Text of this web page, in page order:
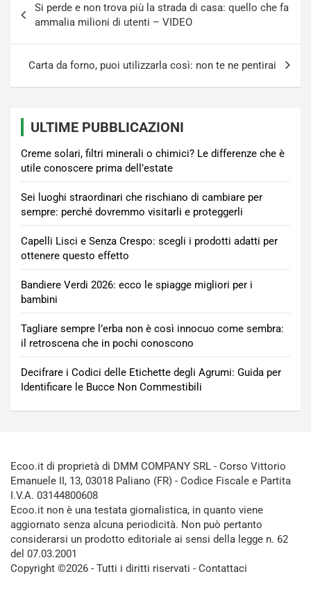
articoli
Si perde e non trova più la strada di casa: quello che fa
ammalia milioni di utenti – VIDEO
Carta da forno, puoi utilizzarla così: non te ne pentirai
ULTIME PUBBLICAZIONI
Creme solari, filtri minerali o chimici? Le differenze che è
utile conoscere prima dell’estate
Sei luoghi straordinari che rischiano di cambiare per
sempre: perché dovremmo visitarli e proteggerli
Capelli Lisci e Senza Crespo: scegli i prodotti adatti per
ottenere questo effetto
Bandiere Verdi 2026: ecco le spiagge migliori per i
bambini
Tagliare sempre l’erba non è così innocuo come sembra:
il retroscena che in pochi conoscono
Decifrare i Codici delle Etichette degli Agrumi: Guida per
Identificare le Bucce Non Commestibili
Ecoo.it di proprietà di DMM COMPANY SRL - Corso Vittorio
Emanuele II, 13, 03018 Paliano (FR) - Codice Fiscale e Partita
I.V.A. 03144800608
Ecoo.it non è una testata giornalistica, in quanto viene
aggiornato senza alcuna periodicità. Non può pertanto
considerarsi un prodotto editoriale ai sensi della legge n. 62
del 07.03.2001
Copyright ©2026 - Tutti i diritti riservati - Contattaci